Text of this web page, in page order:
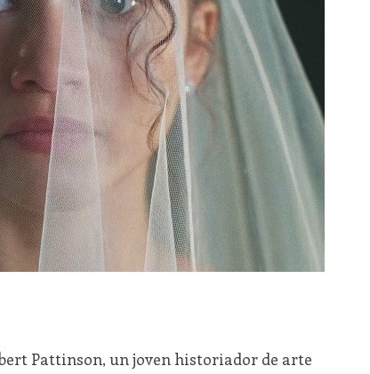
Pattinson, un joven historiador de arte